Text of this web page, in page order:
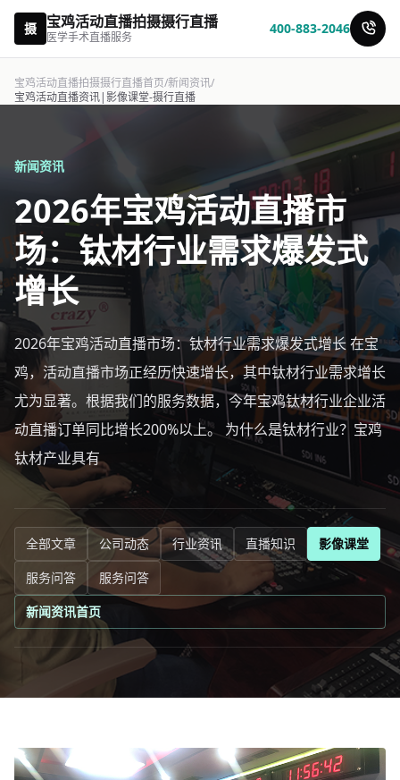
摄 宝鸡活动直播拍摄摄行直播
医学手术直播服务
400-883-2046
宝鸡活动直播拍摄摄行直播首页/新闻资讯/
宝鸡活动直播资讯|影像课堂-摄行直播
新闻资讯
2026年宝鸡活动直播市
场：钛材行业需求爆发式
增长
2026年宝鸡活动直播市场：钛材行业需求爆发式增长 在宝
鸡，活动直播市场正经历快速增长，其中钛材行业需求增长
尤为显著。根据我们的服务数据，今年宝鸡钛材行业企业活
动直播订单同比增长200%以上。 为什么是钛材行业？宝鸡
钛材产业具有
全部文章 公司动态 行业资讯 直播知识
影像课堂
服务问答
服务问答
新闻资讯首页